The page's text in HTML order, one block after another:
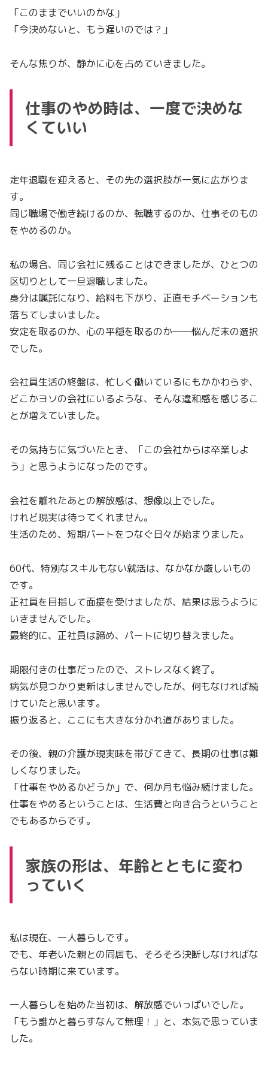
「このままでいいのかな」
「今決めないと、もう遅いのでは？」
そんな焦りが、静かに心を占めていきました。
仕事のやめ時は、一度で決めな
くていい
定年退職を迎えると、その先の選択肢が一気に広がりま
す。
同じ職場で働き続けるのか、転職するのか、仕事そのもの
をやめるのか。
私の場合、同じ会社に残ることはできましたが、ひとつの
区切りとして一旦退職しました。
身分は嘱託になり、給料も下がり、正直モチベーションも
落ちてしまいました。
安定を取るのか、心の平穏を取るのか――悩んだ末の選択
でした。
会社員生活の終盤は、忙しく働いているにもかかわらず、
どこかヨソの会社にいるような、そんな違和感を感じるこ
とが増えていました。
その気持ちに気づいたとき、「この会社からは卒業しよ
う」と思うようになったのです。
会社を離れたあとの解放感は、想像以上でした。
けれど現実は待ってくれません。
生活のため、短期パートをつなぐ日々が始まりました。
60代、特別なスキルもない就活は、なかなか厳しいもの
です。
正社員を目指して面接を受けましたが、結果は思うように
いきませんでした。
最終的に、正社員は諦め、パートに切り替えました。
期限付きの仕事だったので、ストレスなく終了。
病気が見つかり更新はしませんでしたが、何もなければ続
けていたと思います。
振り返ると、ここにも大きな分かれ道がありました。
その後、親の介護が現実味を帯びてきて、長期の仕事は難
しくなりました。
「仕事をやめるかどうか」で、何か月も悩み続けました。
仕事をやめるということは、生活費と向き合うということ
でもあるからです。
家族の形は、年齢とともに変わ
っていく
私は現在、一人暮らしです。
でも、年老いた親との同居も、そろそろ決断しなければな
らない時期に来ています。
一人暮らしを始めた当初は、解放感でいっぱいでした。
「もう誰かと暮らすなんて無理！」と、本気で思っていま
した。